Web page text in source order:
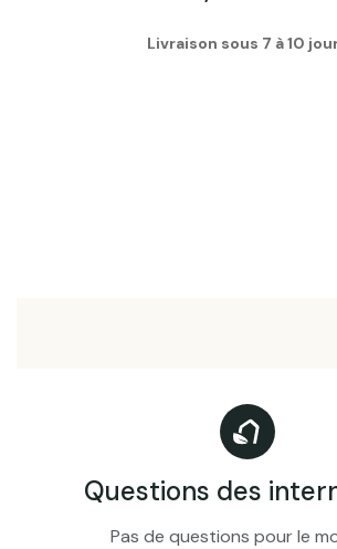
Livraison sous 7 à 10
Questions des
Pas de questions pour le